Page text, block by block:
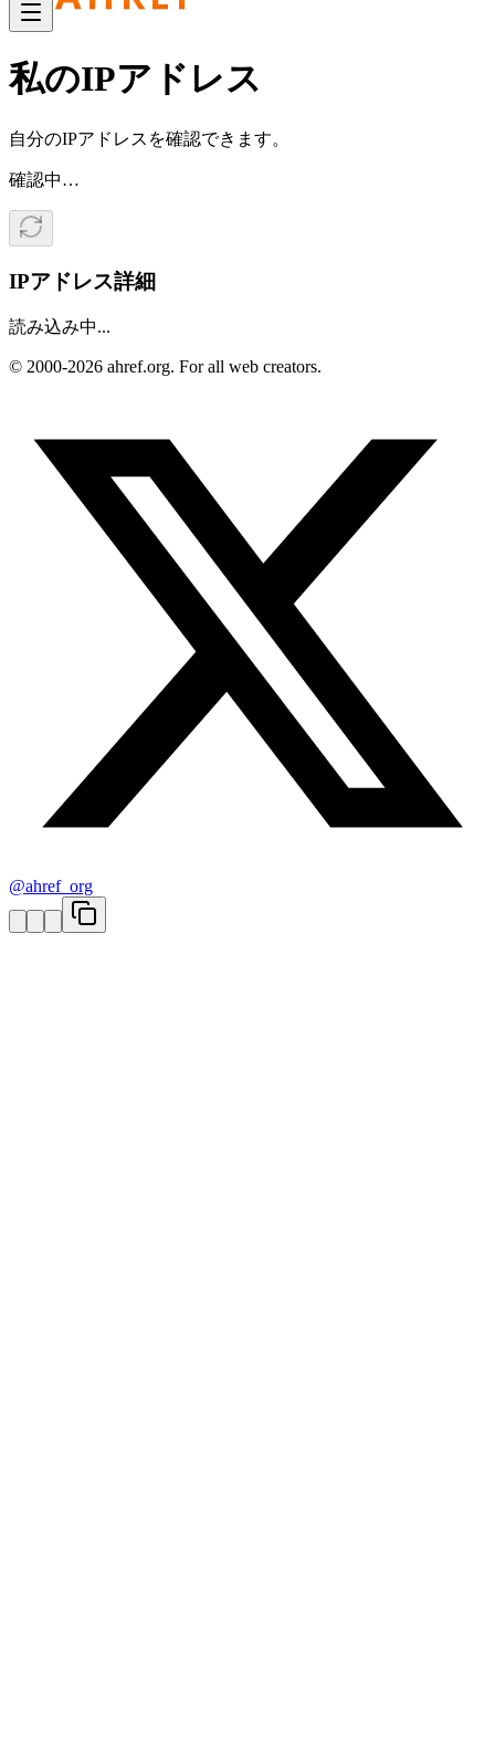
私のIPアドレス
自分のIPアドレスを確認できます。
確認中…
IPアドレス詳細
読み込み中...
© 2000-2026 ahref.org. For all web creators.
@ahref_org